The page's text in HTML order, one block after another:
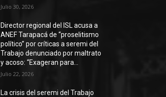
Julio 30, 2026
Director regional del ISL acusa a
ANEF Tarapacá de “proselitismo
político” por críticas a seremi del
Trabajo denunciado por maltrato
y acoso: “Exageran para...
Julio 22, 2026
La crisis del seremi del Trabajo